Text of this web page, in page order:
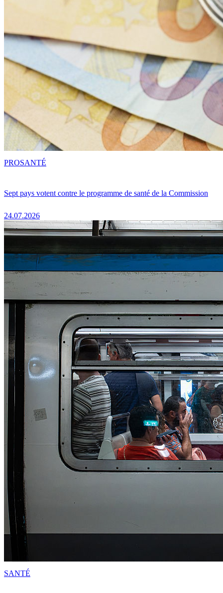
Sept pays votent contre le programme de santé de la Commission
24.07.2026
PROSANTÉ
SANTÉ